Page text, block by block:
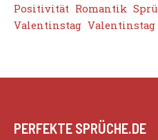
Positivität Romantik
Valentinstag Valentinstag
PERFEKTE SPRÜCHE.DE